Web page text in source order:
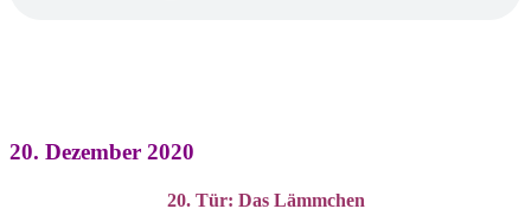
20. Dezember 2020
20. Tür: Das Lämmchen